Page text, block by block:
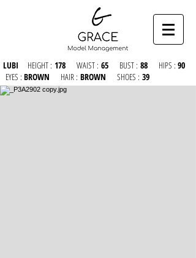
LUBI HEIGHT : 178 WAIST : 65 BUST : 88 HIPS : 90
EYES : BROWN HAIR : BROWN SHOES : 39